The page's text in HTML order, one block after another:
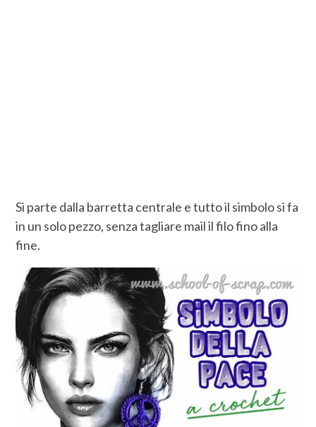
Si parte dalla barretta centrale e tutto il simbolo si fa
in un solo pezzo, senza tagliare mail il filo fino alla
fine.